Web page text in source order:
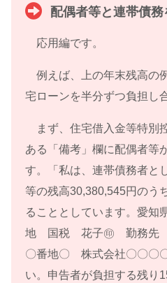
配偶者等と連帯債
応用編です。
例えば、上の年末残高の
宅ローンを半分ずつ負担し
まず、住宅借入金等特別
ある「備考」欄に配偶者等
す。「私は、連帯債務者と
等の残高30,380,545円のう
ることとしています。愛知
地 国税 花子㊞ 勤務先
〇番地〇 株式会社〇〇〇
い。申告者が負担する残り